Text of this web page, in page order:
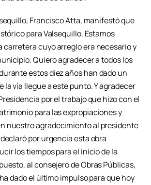
Francisco Atta, manifestó que
para Valsequillo. Estamos
carretera cuyo arreglo era necesario y
Quiero agradecer a todos los
estos diez años han dado un
la vía llegue a este punto. Y agradecer
por el trabajo que hizo con el
para las expropiaciones y
nuestro agradecimiento al presidente
por urgencia esta obra
los tiempos para el inicio de la
al consejero de Obras Públicas,
dado el último impulso para que hoy